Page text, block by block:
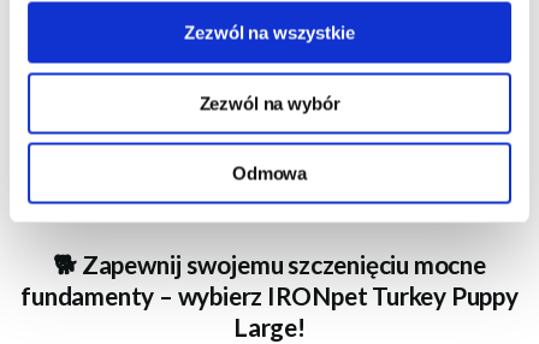
Zezwól na wszystkie
Zezwól na wybór
Odmowa
440‑550 g
40 kg
540‑670 g
630‑780 g
Dawkę dostosuj do wieku, tempa wzrostu, aktywności i
kondycji psa. Zawsze zapewnij dostęp do świeżej wody.
🐕 Zapewnij swojemu szczenięciu mocne
fundamenty – wybierz IRONpet Turkey Puppy
Large!